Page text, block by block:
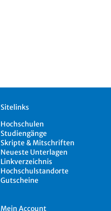
Sitelinks
Hochschulen
Studiengänge
Skripte & Mitschriften
Neueste Unterlagen
Linkverzeichnis
Hochschulstandorte
Gutscheine
Mein Account